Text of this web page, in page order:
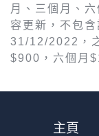
月、三個月、
容更新，不包
31/12/2022，
$900，六個月
主頁